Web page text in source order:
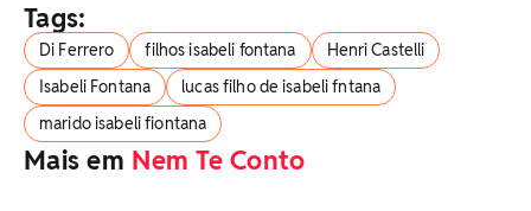
Tags:
Di Ferrero filhos isabeli fontana
Henri Castelli
Isabeli Fontana
lucas filho de isabeli fntana
marido isabeli fiontana
Mais em Nem Te Conto